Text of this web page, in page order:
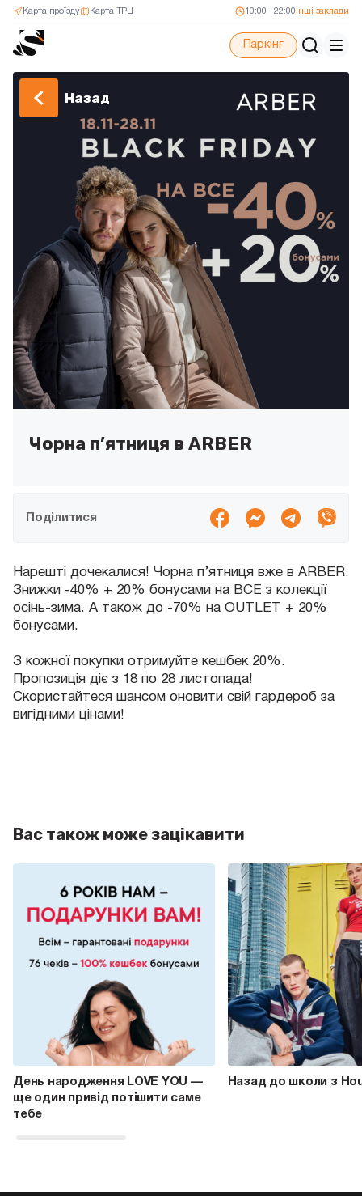
Карта ТРЦ
Карта проїзду 10:00 - 22:00 інші заклади
Паркінг
Назад
Чорна п’ятниця в ARBER
Поділитися
Нарешті дочекалися! Чорна п’ятниця вже в ARBER.
Знижки -40% + 20% бонусами на ВСЕ з колекції
осінь-зима. А також до -70% на OUTLET + 20%
бонусами.
З кожної покупки отримуйте кешбек 20%.
Пропозиція діє з 18 по 28 листопада!
Скористайтеся шансом оновити свій гардероб за
вигідними цінами!
Вас також може зацікавити
День народження LOVE YOU —
ще один привід потішити саме
тебе
Назад до школи з